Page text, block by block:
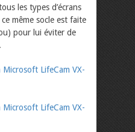
les types d’écrans
même socle est faite
pour lui éviter de